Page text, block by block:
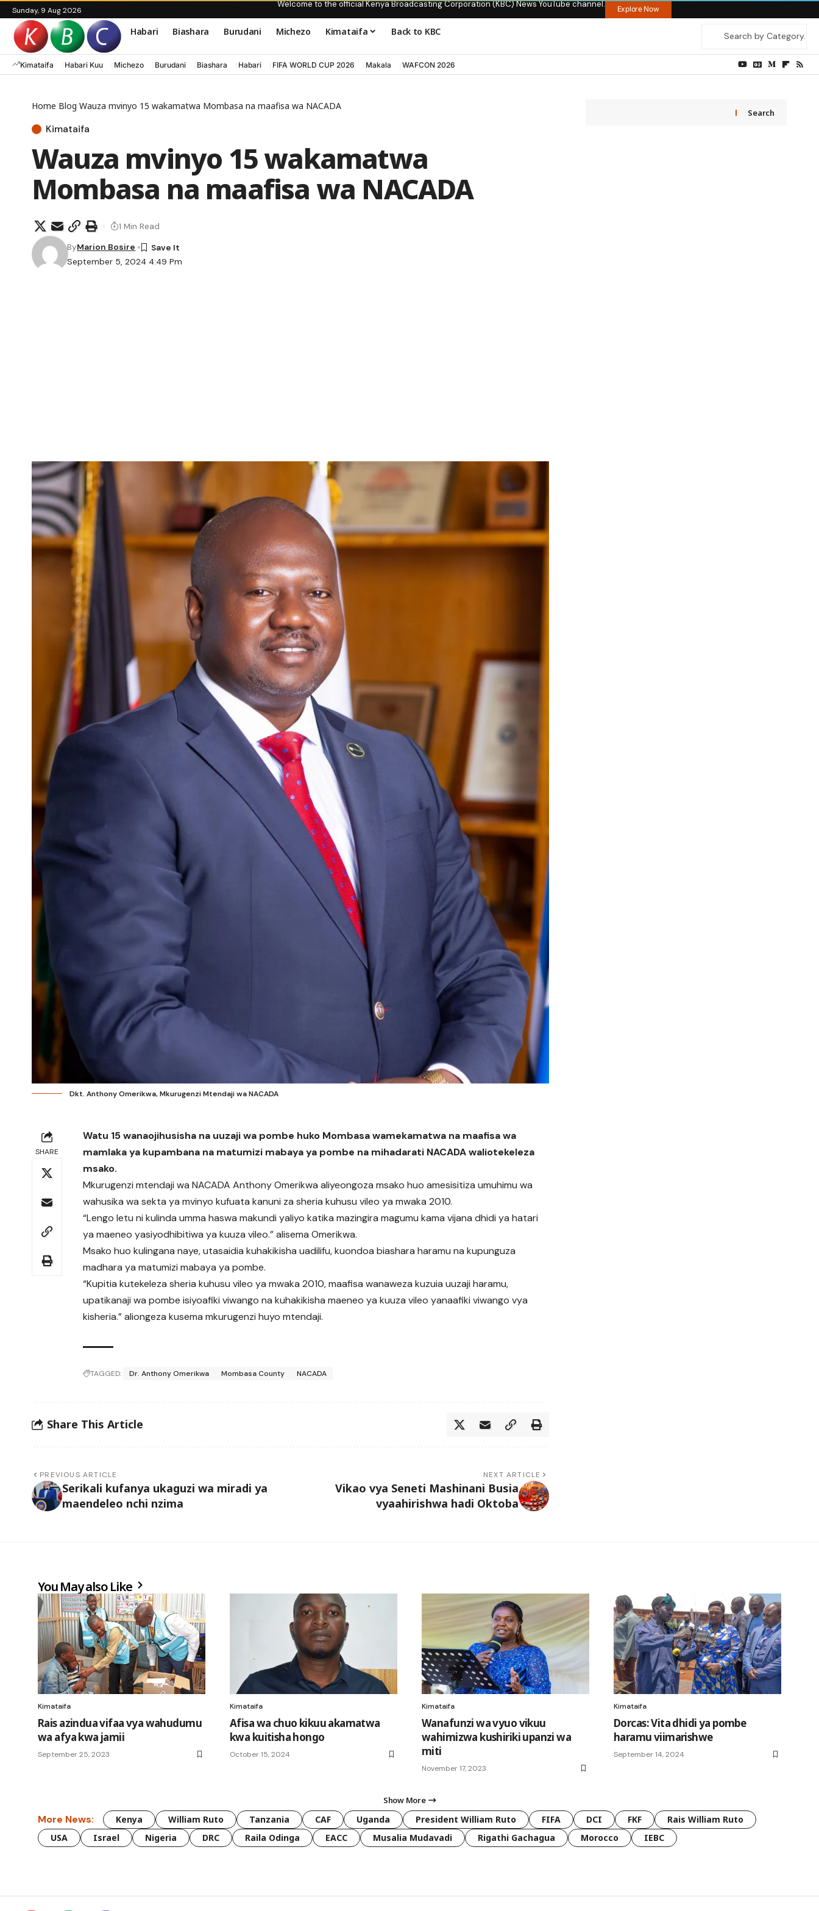
Sunday, 9 Aug 2026
Welcome to the official Kenya Broadcasting Corporation (KBC) News YouTube channel. Explore Now
Habari Biashara Burudani Michezo Kimataifa Back to KBC
Kimataifa Habari Kuu Michezo Burudani Biashara Habari FIFA WORLD CUP 2026 Makala WAFCON 2026
Home Blog Wauza mvinyo 15 wakamatwa Mombasa na maafisa wa NACADA
Kimataifa
Wauza mvinyo 15 wakamatwa
Mombasa na maafisa wa NACADA
September 5, 2024 4:49 Pm
ByMarion Bosire
1 Min Read
Dkt. Anthony Omerikwa, Mkurugenzi Mtendaji wa NACADA
SHARE
Watu 15 wanaojihusisha na uuzaji wa pombe huko Mombasa wamekamatwa na maafisa wa
mamlaka ya kupambana na matumizi mabaya ya pombe na mihadarati NACADA waliotekeleza
msako.
Mkurugenzi mtendaji wa NACADA Anthony Omerikwa aliyeongoza msako huo amesisitiza umuhimu wa
wahusika wa sekta ya mvinyo kufuata kanuni za sheria kuhusu vileo ya mwaka 2010.
“Lengo letu ni kulinda umma haswa makundi yaliyo katika mazingira magumu kama vijana dhidi ya hatari
ya maeneo yasiyodhibitiwa ya kuuza vileo.” alisema Omerikwa.
Msako huo kulingana naye, utasaidia kuhakikisha uadilifu, kuondoa biashara haramu na kupunguza
madhara ya matumizi mabaya ya pombe.
“Kupitia kutekeleza sheria kuhusu vileo ya mwaka 2010, maafisa wanaweza kuzuia uuzaji haramu,
upatikanaji wa pombe isiyoafiki viwango na kuhakikisha maeneo ya kuuza vileo yanaafiki viwango vya
kisheria.” aliongeza kusema mkurugenzi huyo mtendaji.
TAGGED: Dr. Anthony Omerikwa Mombasa County NACADA
Share This Article
PREVIOUS ARTICLE
Serikali kufanya ukaguzi wa miradi ya
maendeleo nchi nzima
NEXT ARTICLE
Vikao vya Seneti Mashinani Busia
vyaahirishwa hadi Oktoba
Search
You May also Like
Kimataifa
Rais azindua vifaa vya wahudumu
wa afya kwa jamii
September 25, 2023
Kimataifa
Afisa wa chuo kikuu akamatwa
kwa kuitisha hongo
October 15, 2024
Kimataifa
Wanafunzi wa vyuo vikuu
wahimizwa kushiriki upanzi wa
miti
November 17, 2023
Kimataifa
Dorcas: Vita dhidi ya pombe
haramu viimarishwe
September 14, 2024
Show More
More News: Kenya William Ruto Tanzania CAF Uganda President William Ruto FIFA DCI FKF
Rais William Ruto
USA
Israel Nigeria DRC Raila Odinga EACC Musalia Mudavadi Rigathi Gachagua Morocco IEBC